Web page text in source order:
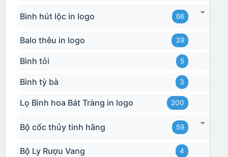
Bình hút lộc in logo 66
Balo thêu in logo 39
Bình tỏi 5
Bình tỳ bà 3
Lọ Bình hoa Bát Tràng in logo 200
Bộ cốc thủy tinh hãng 59
Bộ Ly Rượu Vang 4